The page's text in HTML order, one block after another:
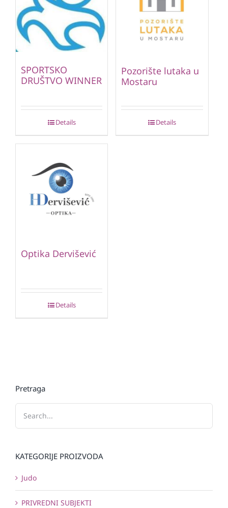
SPORTSKO
DRUŠTVO WINNER
Details
Pozorište lutaka u
Mostaru
Details
Optika Dervišević
Details
Pretraga
KATEGORIJE PROIZVODA
Judo
PRIVREDNI SUBJEKTI